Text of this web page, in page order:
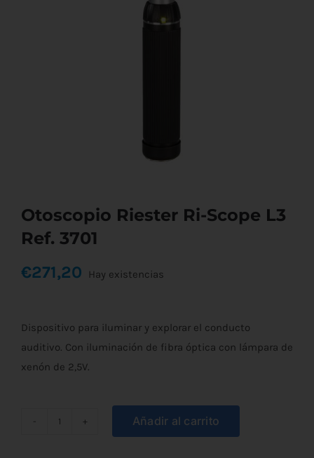
Otoscopio Riester Ri-Scope L3
Ref. 3701
€271,20 Hay existencias
Dispositivo para iluminar y explorar el conducto
auditivo. Con iluminación de fibra óptica con lámpara de
xenón de 2,5V.
Añadir al carrito